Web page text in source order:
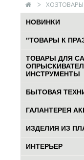
ХОЗТОВАРЫ
НОВИНКИ
"ТОВАРЫ К
ТОВАРЫ ДЛЯ
ИНСТРУМЕНТЫ
БЫТОВАЯ
ГАЛАНТЕРЕЯ
ИЗДЕЛИЯ ИЗ
ИНТЕРЬЕР